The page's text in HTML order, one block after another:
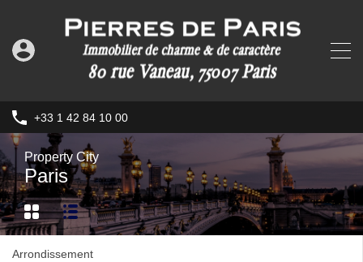
+33 1 42 84 10 00
Property City
Paris
Arrondissement